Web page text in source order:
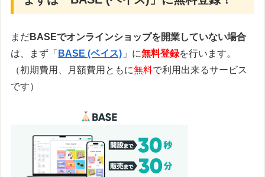
まだBASEでオンラインショップを開業していない場合
は、まず「 BASE (ベイス) 」に無料登録を行います。
（初期費用、月額費用ともに無料で利用出来るサービス
です）